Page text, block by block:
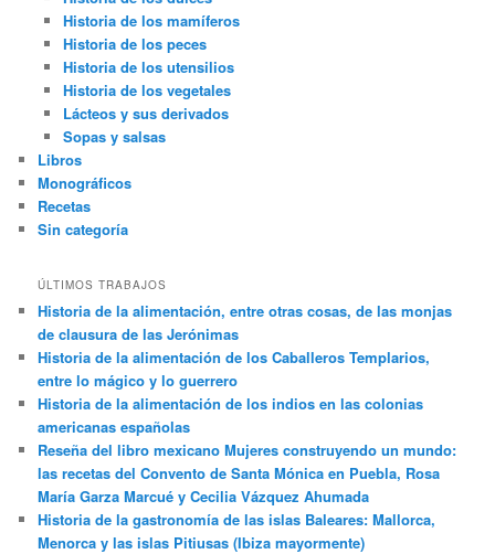
Historia de los mamíferos
Historia de los peces
Historia de los utensilios
Historia de los vegetales
Lácteos y sus derivados
Sopas y salsas
Libros
Monográficos
Recetas
Sin categoría
ÚLTIMOS TRABAJOS
Historia de la alimentación, entre otras cosas, de las monjas
de clausura de las Jerónimas
Historia de la alimentación de los Caballeros Templarios,
entre lo mágico y lo guerrero
Historia de la alimentación de los indios en las colonias
americanas españolas
Reseña del libro mexicano Mujeres construyendo un mundo:
las recetas del Convento de Santa Mónica en Puebla, Rosa
María Garza Marcué y Cecilia Vázquez Ahumada
Historia de la gastronomía de las islas Baleares: Mallorca,
Menorca y las islas Pitiusas (Ibiza mayormente)